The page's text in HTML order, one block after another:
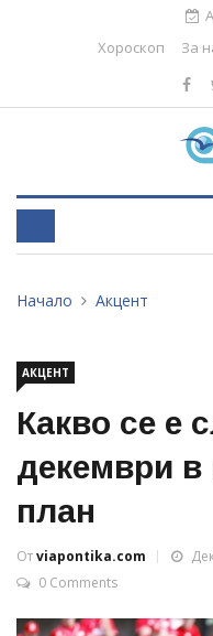
Хороскоп
За
Начало Акцент
АКЦЕНТ
Какво се е
декември в
план
Отviapontika.com
0 Comments